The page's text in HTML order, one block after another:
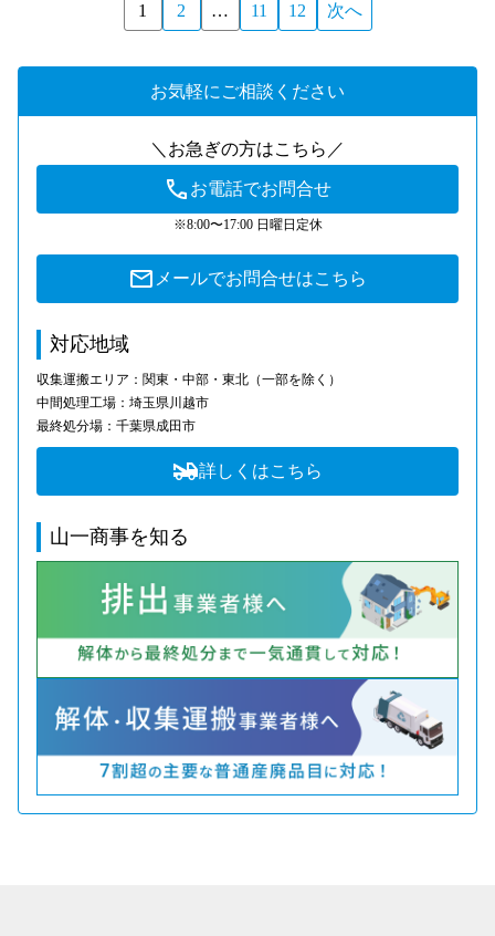
1 2 … 11 12 次へ
お気軽にご相談ください
＼お急ぎの方はこちら／
お電話でお問合せ
※8:00〜17:00 日曜日定休
メールでお問合せはこちら
対応地域
収集運搬エリア：関東・中部・東北（一部を除く）
中間処理工場：埼玉県川越市
最終処分場：千葉県成田市
詳しくはこちら
山一商事を知る